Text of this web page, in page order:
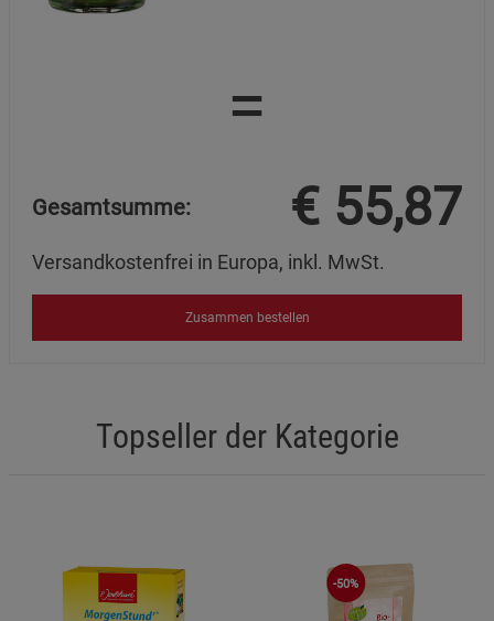
=
Gesamtsumme: € 55,87
Versandkostenfrei in Europa, inkl. MwSt.
Zusammen bestellen
Topseller der Kategorie
-50%